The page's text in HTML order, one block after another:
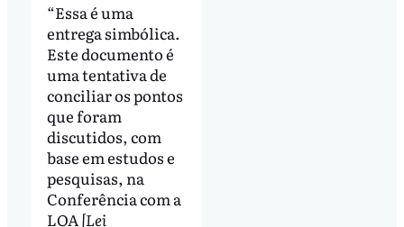
“Essa é uma
entrega simbólica.
Este documento é
uma tentativa de
conciliar os pontos
que foram
discutidos, com
base em estudos e
pesquisas, na
Conferência com a
LOA[Lei